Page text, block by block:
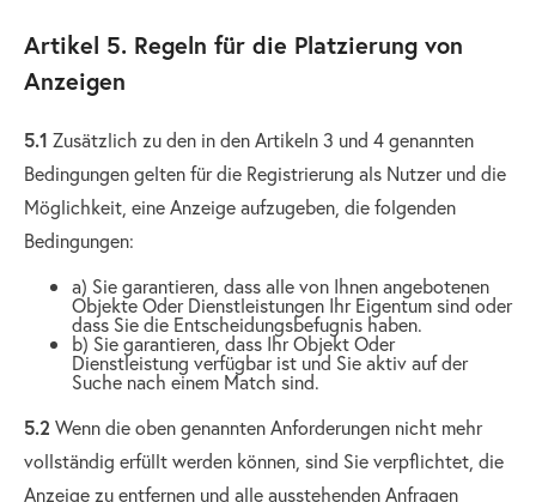
Artikel 5. Regeln für die Platzierung von
Anzeigen
5.1 Zusätzlich zu den in den Artikeln 3 und 4 genannten
Bedingungen gelten für die Registrierung als Nutzer und die
Möglichkeit, eine Anzeige aufzugeben, die folgenden
Bedingungen:
a) Sie garantieren, dass alle von Ihnen angebotenen
Objekte Oder Dienstleistungen Ihr Eigentum sind oder
dass Sie die Entscheidungsbefugnis haben.
b) Sie garantieren, dass Ihr Objekt Oder
Dienstleistung verfügbar ist und Sie aktiv auf der
Suche nach einem Match sind.
5.2 Wenn die oben genannten Anforderungen nicht mehr
vollständig erfüllt werden können, sind Sie verpflichtet, die
Anzeige zu entfernen und alle ausstehenden Anfragen